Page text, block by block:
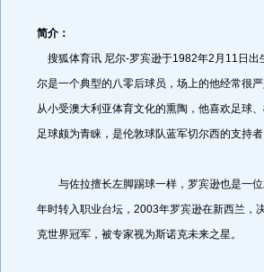
简介：
搜狐体育讯 尼尔-罗宾逊于1982年2月11日出
尔是一个典型的八零后球员，场上的他经常很
从小受澳大利亚体育文化的熏陶，他喜欢足球
足球颇为青睐，是伦敦球队蓝军切尔西的支持者
与佐拉擅长左脚踢球一样，罗宾逊也是一位
年时转入职业台坛，2003年罗宾逊在新西兰，
克世界冠军，被专家视为斯诺克未来之星。